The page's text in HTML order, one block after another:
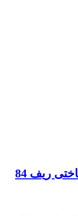
پرسشنامه بهزیستی روانشناختی ریف 84